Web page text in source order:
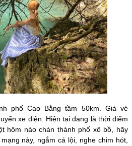
phố Cao Bằng tầm 50km. Giá vé
xe điện. Hiện tại đang là thời điểm
hôm nào chán thành phố xô bồ, hãy
này, ngắm cá lội, nghe chim hót,